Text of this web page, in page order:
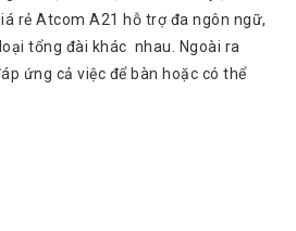
rẻ Atcom A21 hỗ trợ đa ngôn ngữ,
tổng đài khác nhau. Ngoài ra
ứng cả việc để bàn hoặc có thể